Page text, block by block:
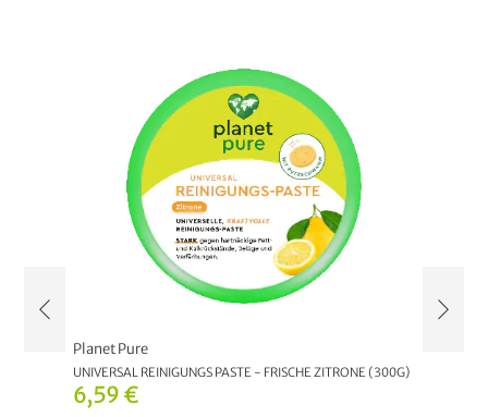
6,59 €
Planet Pure
UNIVERSAL REINIGUNGS PASTE - FRISCHE ZITRONE (300G)